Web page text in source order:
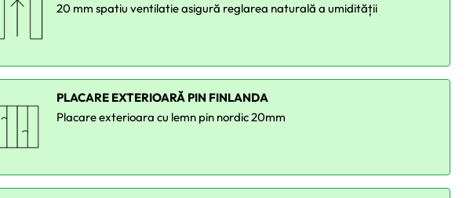
20 mm spatiu ventilatie asigură reglarea naturală a umidității
PLACARE EXTERIOARĂ PIN FINLANDA
Placare exterioara cu lemn pin nordic 20mm